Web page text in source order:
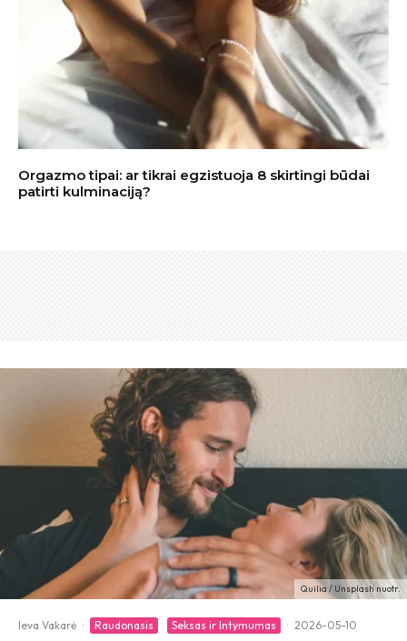
Orgazmo tipai: ar tikrai egzistuoja 8 skirtingi būdai
patirti kulminaciją?
Quilia / Unsplash nuotr.
Ieva Vakarė · Raudonasis Seksas ir Intymumas · 2026-05-10